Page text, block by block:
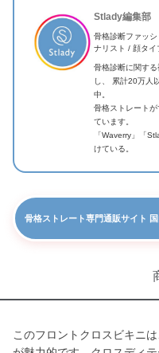
Stlady編集部
骨格診断ファッ
ナリスト / 顔タイ
骨格診断に関す
し、 累計20万人
中。
骨格ストレートが
ています。
「Waverry」「
けている。
骨格ストレート専門通販サイト
このフロントクロスビキニ